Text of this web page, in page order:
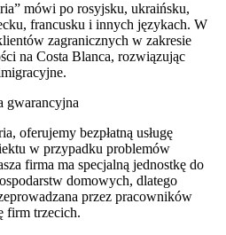
mówi po rosyjsku, ukraińsku,
francusku i innych językach. W
zagranicznych w zakresie
na Costa Blanca, rozwiązując
gwarancyjna
oferujemy bezpłatną usługę
w przypadku problemów
firma ma specjalną jednostkę do
domowych, dlatego
przez pracowników
firm trzecich.